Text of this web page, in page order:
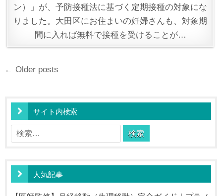
ン）」が、予防接種法に基づく定期接種の対象にな
りました。大田区にお住まいの妊婦さんも、対象期
間に入れば無料で接種を受けることが…
投
ビ
ゲ
ー
ョ
ン
← Older posts
サイト内検索
検
索:
人気記事